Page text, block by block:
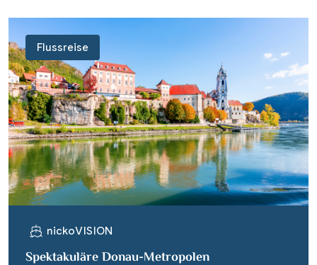
Flussreise
nickoVISION
Spektakuläre Donau-Metropolen